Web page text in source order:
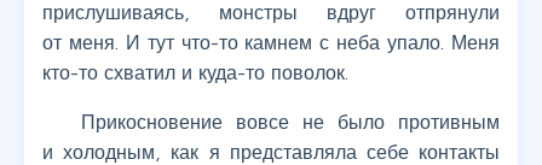
прислушиваясь, монстры вдруг отпрянули
от меня. И тут что-то камнем с неба упало. Меня
кто-то схватил и куда-то поволок.
Прикосновение вовсе не было противным
и холодным, как я представляла себе контакты